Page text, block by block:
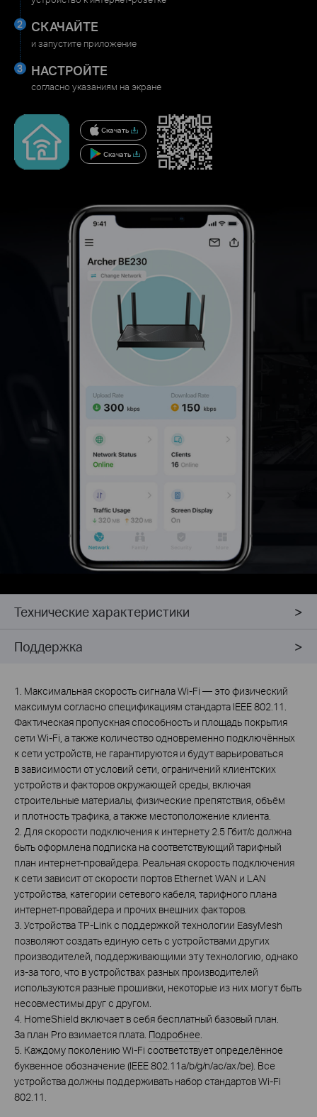
СКАЧАЙТЕ
и запустите приложение
НАСТРОЙТЕ
согласно указаниям на экране
Скачать
Скачать
Технические характеристики
Поддержка
1. Максимальная скорость сигнала Wi‑Fi — это физический
максимум согласно спецификациям стандарта IEEE 802.11.
Фактическая пропускная способность и площадь покрытия
сети Wi‑Fi, а также количество одновременно подключённых
к сети устройств, не гарантируются и будут варьироваться
в зависимости от условий сети, ограничений клиентских
устройств и факторов окружающей среды, включая
строительные материалы, физические препятствия, объём
и плотность трафика, а также местоположение клиента.
2. Для скорости подключения к интернету 2.5 Гбит/с должна
быть оформлена подписка на соответствующий тарифный
план интернет‑провайдера. Реальная скорость подключения
к сети зависит от скорости портов Ethernet WAN и LAN
устройства, категории сетевого кабеля, тарифного плана
интернет‑провайдера и прочих внешних факторов.
3. Устройства TP-Link с поддержкой технологии EasyMesh
позволяют создать единую сеть с устройствами других
производителей, поддерживающими эту технологию, однако
из‑за того, что в устройствах разных производителей
используются разные прошивки, некоторые из них могут быть
несовместимы друг с другом.
4. HomeShield включает в себя бесплатный базовый план.
За план Pro взимается плата. Подробнее.
5. Каждому поколению Wi-Fi соответствует определённое
буквенное обозначение (IEEE 802.11a/b/g/n/ac/ax/be). Все
устройства должны поддерживать набор стандартов Wi‑Fi
802.11.